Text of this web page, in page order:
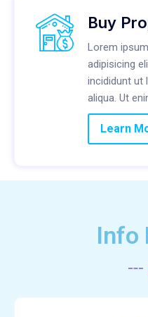
Buy
Lorem
adipisicing
incididunt ut
aliqua. Ut
Learn
Info